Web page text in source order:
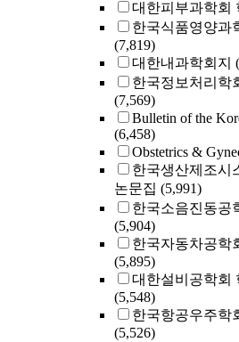
대한피부과학회
한국식품영양과
(7,819)
대한내과학회지
한국정보처리학
(7,569)
Bulletin of the
(6,458)
Obstetrics &
한국생산제조시
논문집 (5,991)
한국소음진동공
(5,904)
한국자동차공학
(5,895)
대한설비공학회
(5,548)
한국항공우주학
(5,526)